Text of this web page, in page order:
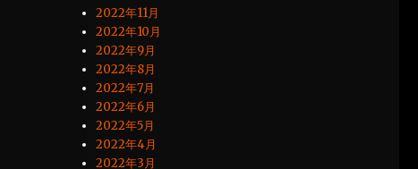
2022年11月
2022年10月
2022年9月
2022年8月
2022年7月
2022年6月
2022年5月
2022年4月
2022年3月